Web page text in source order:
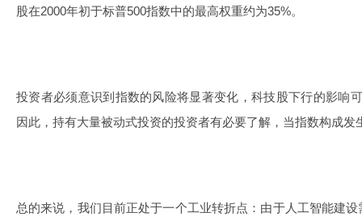
股在2000年初于标普500指数中的最高权重约为35%。
投资者必须意识到指数的风险将显著变化，科技股下行的影响
因此，持有大量被动式投资的投资者有必要了解，当指数构成发
总的来说，我们目前正处于一个工业转折点：由于人工智能建